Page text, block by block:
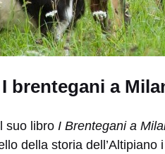
brentegani a
suo libro I Brentegani a
della storia